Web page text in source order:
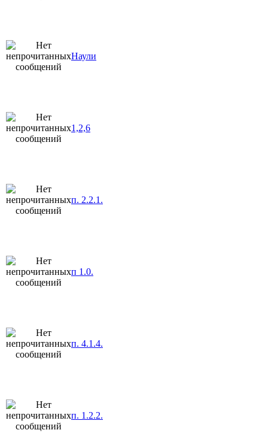
Наули
1,2,6
п. 2.2.1.
п 1.0.
п. 4.1.4.
п. 1.2.2.